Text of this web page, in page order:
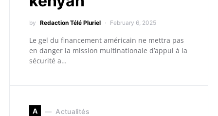
by Redaction Télé Pluriel February 6, 2025
Le gel du financement américain ne mettra pas
en danger la mission multinationale d’appui à la
sécurité a…
A Actualités